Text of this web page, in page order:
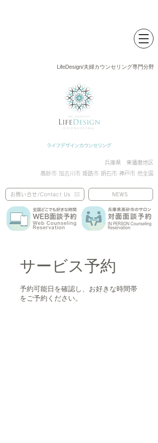
LifeDesign/夫婦カウンセリング専門分野
兵庫県 東播磨地区
高砂市 加古川市 姫路市 明石市 神戸市 他全国
お問い合せ/Contact Us NEWS
サービス予約
予約可能日を確認し、お好きな時間帯
をご予約ください。